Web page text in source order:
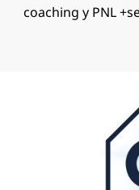
coaching y PNL